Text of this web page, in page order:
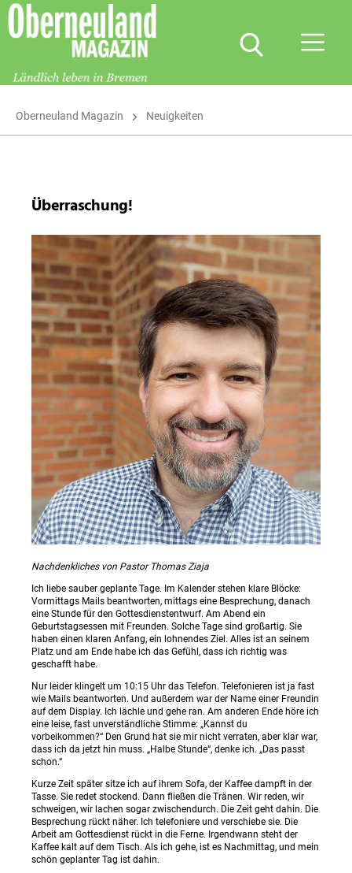
Oberneuland
Magazin
Oberneuland Magazin Neuigkeiten
Überraschung!
Nachdenkliches von Pastor Thomas Ziaja
Ich liebe sauber geplante Tage. Im Kalender stehen klare Blöcke:
Vormittags Mails beantworten, mittags eine Besprechung, danach
eine Stunde für den Gottesdienstentwurf. Am Abend ein
Geburtstagsessen mit Freunden. Solche Tage sind großartig. Sie
haben einen klaren Anfang, ein lohnendes Ziel. Alles ist an seinem
Platz und am Ende habe ich das Gefühl, dass ich richtig was
geschafft habe.
Nur leider klingelt um 10:15 Uhr das Telefon. Telefonieren ist ja fast
wie Mails beantworten. Und außerdem war der Name einer Freundin
auf dem Display. Ich lächle und gehe ran. Am anderen Ende höre ich
eine leise, fast unverständliche Stimme: „Kannst du
vorbeikommen?“ Den Grund hat sie mir nicht verraten, aber klar war,
dass ich da jetzt hin muss. „Halbe Stunde“, denke ich. „Das passt
schon.“
Kurze Zeit später sitze ich auf ihrem Sofa, der Kaffee dampft in der
Tasse. Sie redet stockend. Dann fließen die Tränen. Wir reden, wir
schweigen, wir lachen sogar zwischendurch. Die Zeit geht dahin. Die
Besprechung rückt näher. Ich telefoniere und verschiebe sie. Die
Arbeit am Gottesdienst rückt in die Ferne. Irgendwann steht der
Kaffee kalt auf dem Tisch. Als ich gehe, ist es Nachmittag, und mein
schön geplanter Tag ist dahin.